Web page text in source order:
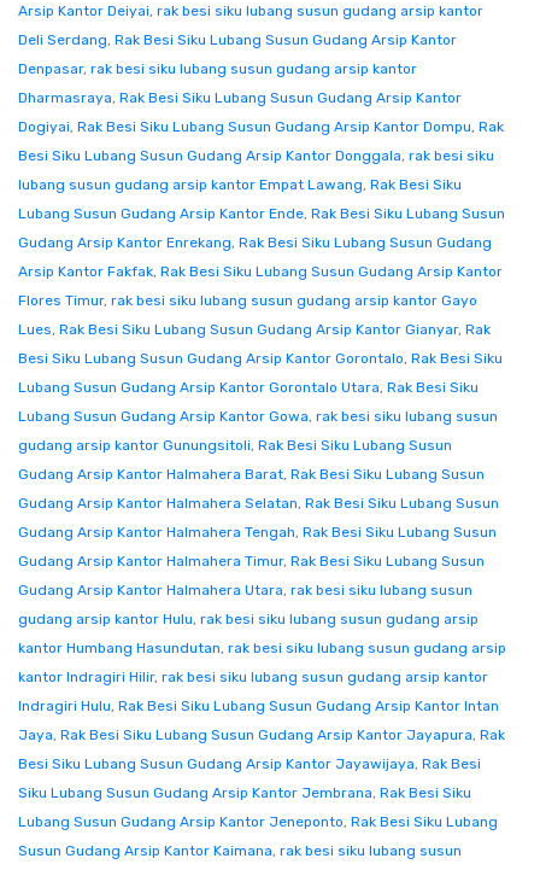
Arsip Kantor Deiyai, rak besi siku lubang susun gudang arsip kantor
Deli Serdang, Rak Besi Siku Lubang Susun Gudang Arsip Kantor
Denpasar, rak besi siku lubang susun gudang arsip kantor
Dharmasraya, Rak Besi Siku Lubang Susun Gudang Arsip Kantor
Dogiyai, Rak Besi Siku Lubang Susun Gudang Arsip Kantor Dompu, Rak
Besi Siku Lubang Susun Gudang Arsip Kantor Donggala, rak besi siku
lubang susun gudang arsip kantor Empat Lawang, Rak Besi Siku
Lubang Susun Gudang Arsip Kantor Ende, Rak Besi Siku Lubang Susun
Gudang Arsip Kantor Enrekang, Rak Besi Siku Lubang Susun Gudang
Arsip Kantor Fakfak, Rak Besi Siku Lubang Susun Gudang Arsip Kantor
Flores Timur, rak besi siku lubang susun gudang arsip kantor Gayo
Lues, Rak Besi Siku Lubang Susun Gudang Arsip Kantor Gianyar, Rak
Besi Siku Lubang Susun Gudang Arsip Kantor Gorontalo, Rak Besi Siku
Lubang Susun Gudang Arsip Kantor Gorontalo Utara, Rak Besi Siku
Lubang Susun Gudang Arsip Kantor Gowa, rak besi siku lubang susun
gudang arsip kantor Gunungsitoli, Rak Besi Siku Lubang Susun
Gudang Arsip Kantor Halmahera Barat, Rak Besi Siku Lubang Susun
Gudang Arsip Kantor Halmahera Selatan, Rak Besi Siku Lubang Susun
Gudang Arsip Kantor Halmahera Tengah, Rak Besi Siku Lubang Susun
Gudang Arsip Kantor Halmahera Timur, Rak Besi Siku Lubang Susun
Gudang Arsip Kantor Halmahera Utara, rak besi siku lubang susun
gudang arsip kantor Hulu, rak besi siku lubang susun gudang arsip
kantor Humbang Hasundutan, rak besi siku lubang susun gudang arsip
kantor Indragiri Hilir, rak besi siku lubang susun gudang arsip kantor
Indragiri Hulu, Rak Besi Siku Lubang Susun Gudang Arsip Kantor Intan
Jaya, Rak Besi Siku Lubang Susun Gudang Arsip Kantor Jayapura, Rak
Besi Siku Lubang Susun Gudang Arsip Kantor Jayawijaya, Rak Besi
Siku Lubang Susun Gudang Arsip Kantor Jembrana, Rak Besi Siku
Lubang Susun Gudang Arsip Kantor Jeneponto, Rak Besi Siku Lubang
Susun Gudang Arsip Kantor Kaimana, rak besi siku lubang susun